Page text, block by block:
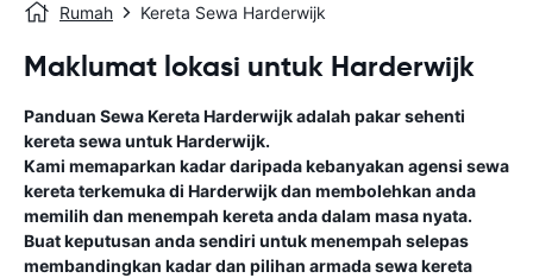
Rumah Kereta Sewa Harderwijk
Maklumat lokasi untuk Harderwijk
Panduan Sewa KeretaHarderwijkadalah pakar sehenti
kereta sewa untukHarderwijk.
Kami memaparkan kadar daripada kebanyakan agensi sewa
kereta terkemuka di Harderwijkdan membolehkan anda
memilih dan menempah kereta anda dalam masa nyata.
Buat keputusan anda sendiri untuk menempah selepas
membandingkan kadar dan pilihan armada sewa kereta